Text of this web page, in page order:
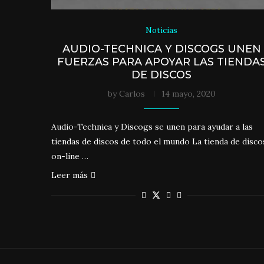
Noticias
AUDIO-TECHNICA Y DISCOGS UNEN
FUERZAS PARA APOYAR LAS
DE DISCOS
by Carlos 14 mayo, 2020
Audio-Technica y Discogs se unen para ayudar a las
tiendas de discos de todo el mundo La tienda de
on-line …
Leer más